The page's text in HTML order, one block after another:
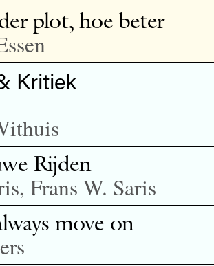
plot, hoe beter
Kritiek
Rijden
Frans W. Saris
move on